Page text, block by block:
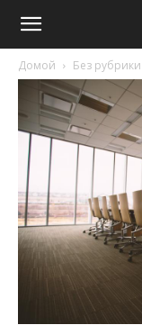
Домой Без рубрики